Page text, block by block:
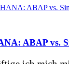
ABAP vs.